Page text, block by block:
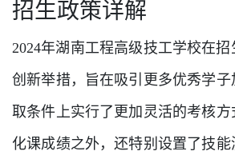
招生政策详解
2024年湖南工程高级技工学校在
创新举措，旨在吸引更多优秀学
取条件上实行了更加灵活的考核
化课成绩之外，还特别设置了技